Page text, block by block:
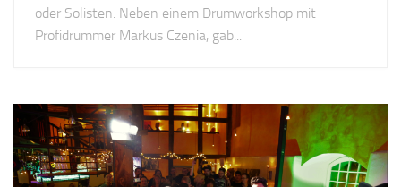
oder Solisten. Neben einem Drumworkshop mit
Profidrummer Markus Czenia, gab...